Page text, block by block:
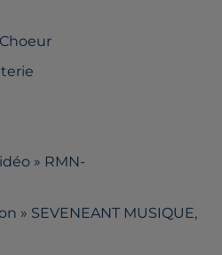
» RMN-
» SEVENEANT MUSIQUE,